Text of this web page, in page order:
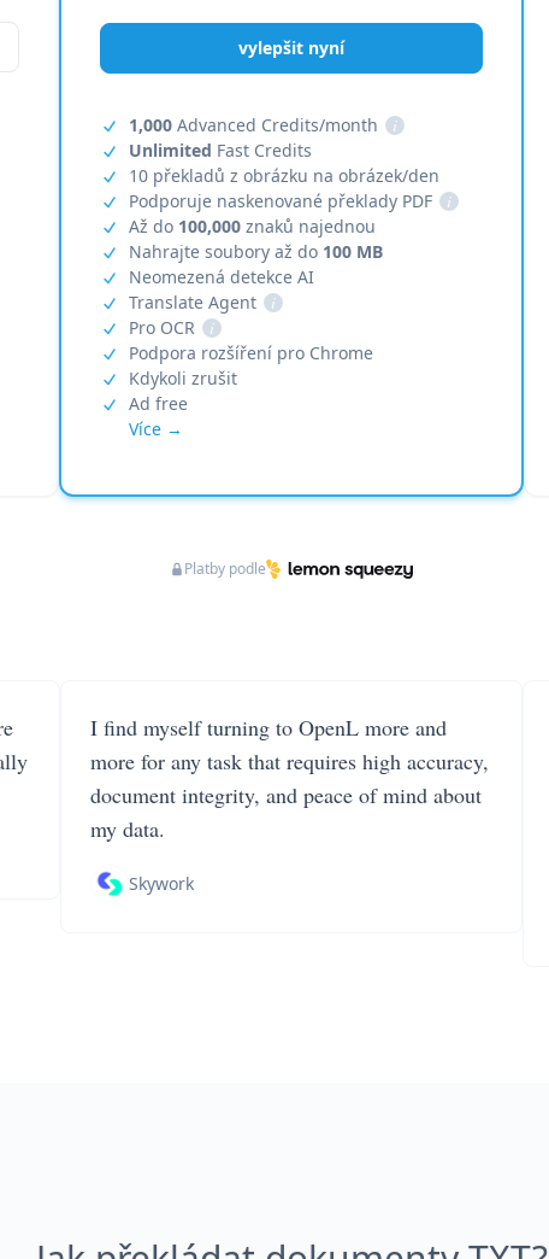
vylepšit nyní
1,000 Advanced Credits/month
i
Unlimited Fast Credits
10 překladů z obrázku na obrázek/den
Podporuje naskenované překlady PDF
i
Až do 100,000 znaků najednou
Nahrajte soubory až do 100 MB
Neomezená detekce AI
Translate Agent
i
Pro OCR
i
Podpora rozšíření pro Chrome
Kdykoli zrušit
Ad free
Více →
Platby podle
I find myself turning to OpenL more and
more for any task that requires high accuracy,
document integrity, and peace of mind about
my data.
Skywork